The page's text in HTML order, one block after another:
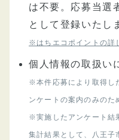
は不要。応募当選
として登録いたし
※はちエコポイントの詳
個人情報の取扱い
※本件応募により取得し
ンケートの案内のみのた
※実施したアンケート結
集計結果として、八王子